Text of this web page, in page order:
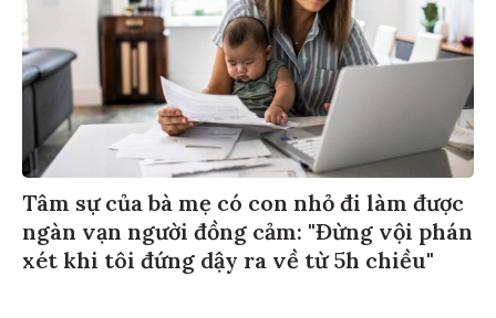
Tâm sự của bà mẹ có con nhỏ đi làm được
ngàn vạn người đồng cảm: "Đừng vội phán
xét khi tôi đứng dậy ra về từ 5h chiều"